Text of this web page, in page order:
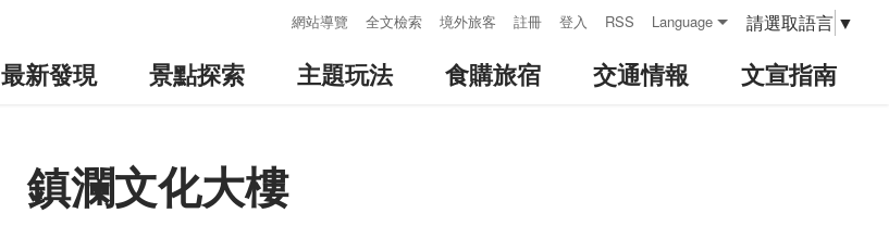
網站導覽 全文檢索 境外旅客 註冊 登入 RSS Language 請選取語言 ▼
最新發現 景點探索 主題玩法 食購旅宿 交通情報 文宣指南
鎮瀾文化大樓